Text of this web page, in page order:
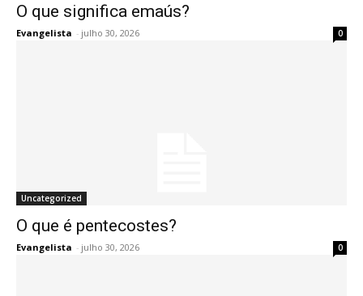
O que significa emaús?
Evangelista - julho 30, 2026 0
Uncategorized
O que é pentecostes?
Evangelista - julho 30, 2026 0